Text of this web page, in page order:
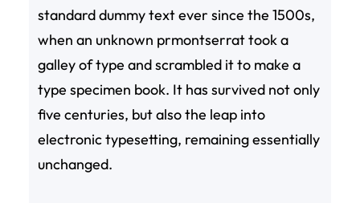
standard dummy text ever since the 1500s,
when an unknown prmontserrat took a
galley of type and scrambled it to make a
type specimen book. It has survived not only
five centuries, but also the leap into
electronic typesetting, remaining essentially
unchanged.